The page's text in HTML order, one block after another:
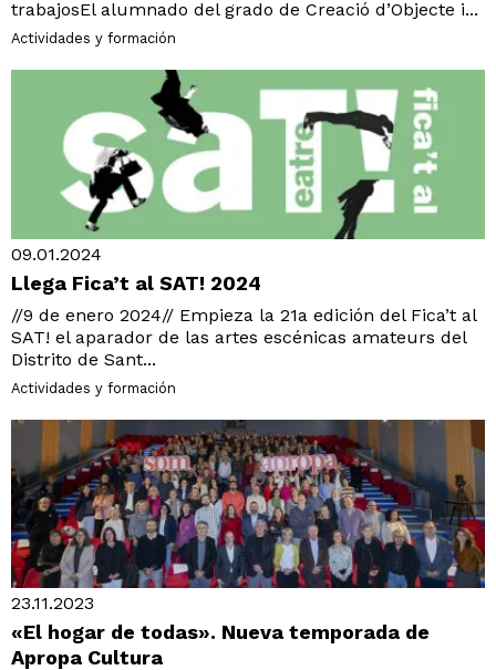
trabajosEl alumnado del grado de Creació d’Objecte i...
Actividades y formación
09.01.2024
Llega Fica’t al SAT! 2024
//9 de enero 2024// Empieza la 21a edición del Fica’t al
SAT! el aparador de las artes escénicas amateurs del
Distrito de Sant...
Actividades y formación
23.11.2023
«El hogar de todas». Nueva temporada de
Apropa Cultura